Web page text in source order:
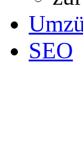
SEO